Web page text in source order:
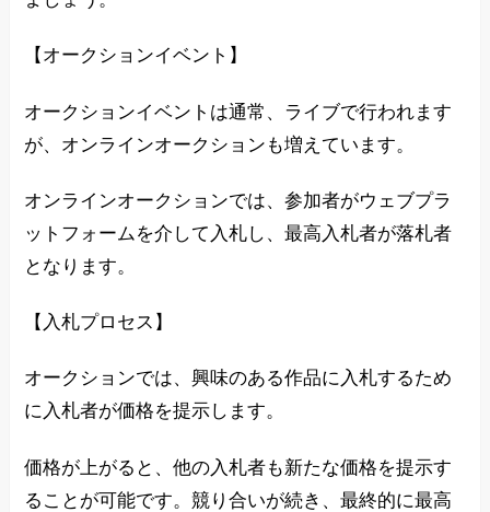
【オークションイベント】
オークションイベントは通常、ライブで行われます
が、オンラインオークションも増えています。
オンラインオークションでは、参加者がウェブプラ
ットフォームを介して入札し、最高入札者が落札者
となります。
【入札プロセス】
オークションでは、興味のある作品に入札するため
に入札者が価格を提示します。
価格が上がると、他の入札者も新たな価格を提示す
ることが可能です。競り合いが続き、最終的に最高